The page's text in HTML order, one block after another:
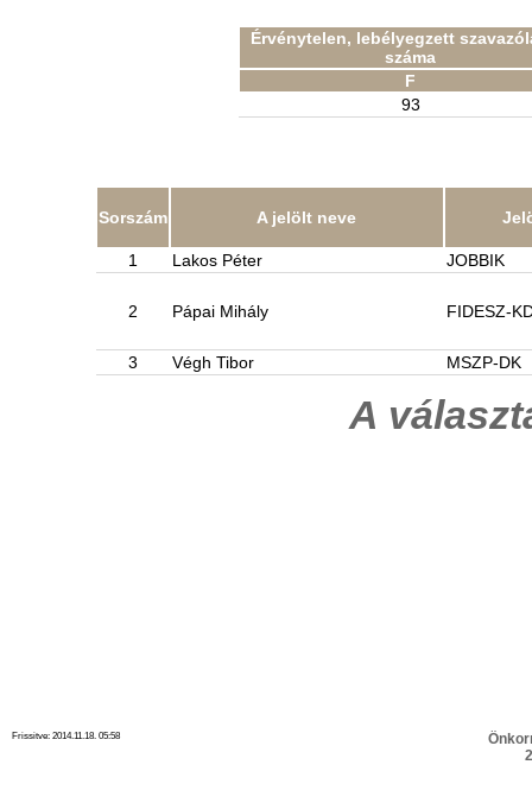
Érvénytelen, lebélyegzett
száma
F
93
Sorszám A jelölt neve
1 Lakos Péter JOBBIK
2 Pápai Mihály FIDESZ-
3 Végh Tibor MSZP-DK
A
Frissitve: 2014.11.18. 05:58